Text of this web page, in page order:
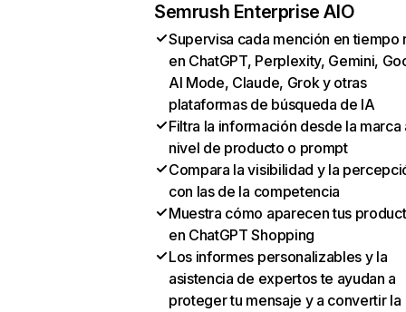
Semrush Enterprise AIO
Supervisa cada mención en tiempo
en ChatGPT, Perplexity, Gemini,
AI Mode, Claude, Grok y otras
plataformas de búsqueda de IA
Filtra la información desde la marca
nivel de producto o prompt
Compara la visibilidad y la
con las de la competencia
Muestra cómo aparecen tus
en ChatGPT Shopping
Los informes personalizables y la
asistencia de expertos te ayudan a
proteger tu mensaje y a convertir la